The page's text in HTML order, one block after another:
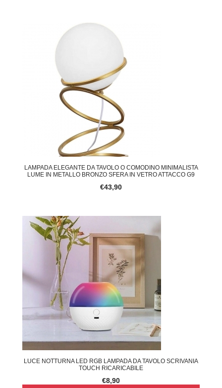
LAMPADA ELEGANTE DA TAVOLO O COMODINO MINIMALISTA
LUME IN METALLO BRONZO SFERA IN VETRO ATTACCO G9
€43,90
LUCE NOTTURNA LED RGB LAMPADA DA TAVOLO SCRIVANIA
TOUCH RICARICABILE
€8,90